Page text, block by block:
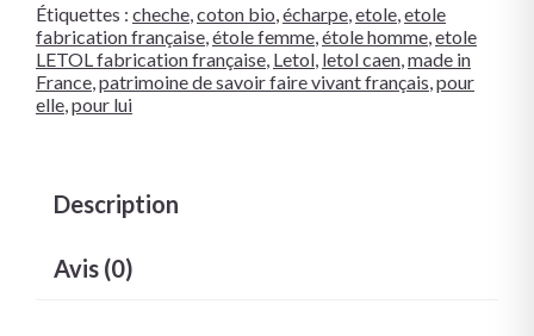
Étiquettes : cheche,coton bio,écharpe,etole,etole
fabrication française,étole femme,étole homme,etole
LETOL fabrication française, Letol, letol caen,made in
France,patrimoine de savoir faire vivant français,pour
elle,pour lui
Description
Avis (0)